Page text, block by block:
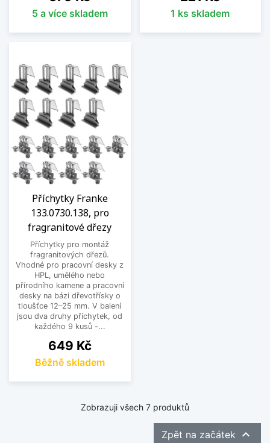
5 a více skladem 1 ks skladem
Příchytky Franke
133.0730.138, pro
fragranitové dřezy
Příchytky pro montáž
fragranitových dřezů.
Vhodné pro pracovní desky z
HPL, umělého nebo
přírodního kamene a pracovní
desky na bázi dřevotřísky o
tloušťce 12–25 mm. V balení
jsou dva druhy příchytek, od
každého 9 kusů -...
Cena
649 Kč
Běžně skladem
Zobrazuji všech 7 produktů
Zpět na začátek 